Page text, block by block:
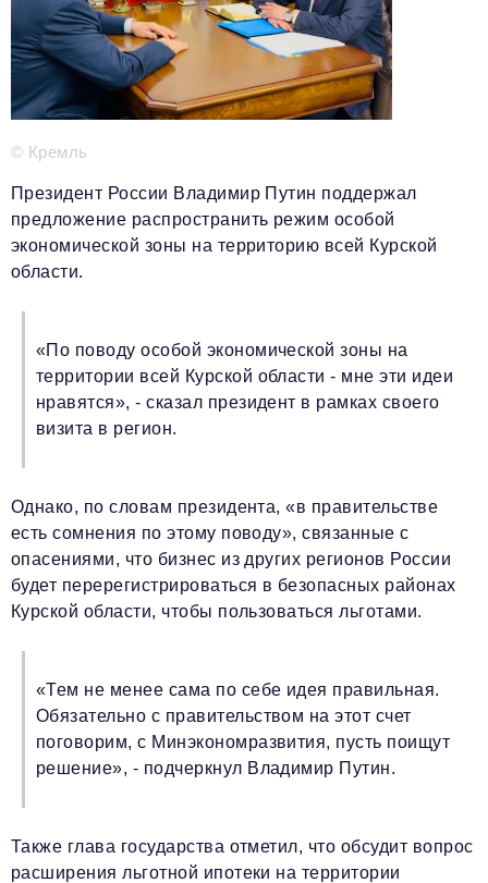
Телефон редакции:+7 495 727-01-67
Электронные почты редакции:
Информационный отдел
info@business-magazine.online
reklama@business-magazine.online
Отдел распространения/редакционная подписка
Отдел по работе с партнерами
partner@business-magazine.online
© Кремль
Президент России Владимир Путин поддержал
предложение распространить режим особой
экономической зоны на территорию всей Курской
области.
«По поводу особой экономической зоны на
территории всей Курской области - мне эти идеи
нравятся», - сказал президент в рамках своего
визита в регион.
Однако, по словам президента, «в правительстве
есть сомнения по этому поводу», связанные с
опасениями, что бизнес из других регионов России
будет перерегистрироваться в безопасных районах
Курской области, чтобы пользоваться льготами.
«Тем не менее сама по себе идея правильная.
Обязательно с правительством на этот счет
поговорим, с Минэкономразвития, пусть поищут
решение», - подчеркнул Владимир Путин.
Также глава государства отметил, что обсудит вопрос
расширения льготной ипотеки на территории